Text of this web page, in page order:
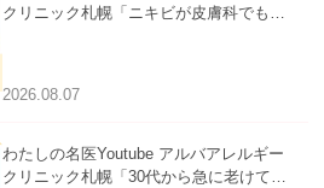
クリニック札幌「ニキビが皮膚科でも治
療を医師が解説」を公開いたしました。
2026.08.07
わたしの名医Youtube アルバアレルギー
クリニック札幌「30代から急に老けて見